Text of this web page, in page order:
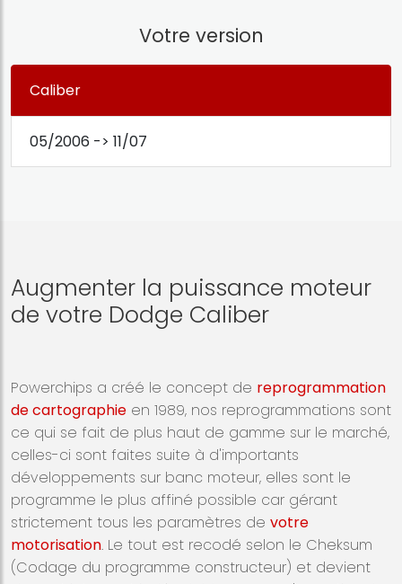
Votre version
Caliber
05/2006 -> 11/07
Augmenter la puissance moteur
de votre Dodge Caliber
Powerchips a créé le concept de reprogrammation
de cartographie en 1989, nos reprogrammations sont
ce qui se fait de plus haut de gamme sur le marché,
celles-ci sont faites suite à d'importants
développements sur banc moteur, elles sont le
programme le plus affiné possible car gérant
strictement tous les paramètres de votre
motorisation. Le tout est recodé selon le Cheksum
(Codage du programme constructeur) et devient